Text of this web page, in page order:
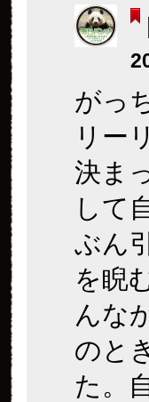
がっ
リー
決ま
して
ぶん
を睨
んな
のと
た。